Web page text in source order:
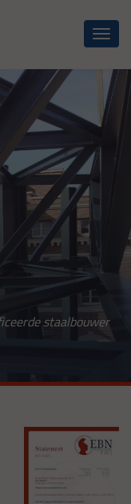
Toggle
staalbouwer